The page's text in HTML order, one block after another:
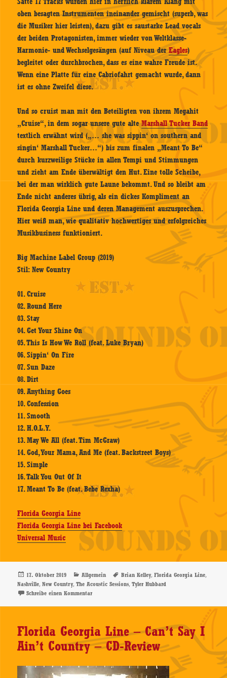
oben besagten Instrumenten ineinander gemischt (superb, was
die Musiker hier leisten), dazu gibt es saustarke Lead vocals
der beiden Protagonisten, immer wieder von Weltklasse-
Harmonie- und Wechselgesängen (auf Niveau derEagles)
begleitet oder durchbrochen, dass es eine wahre Freude ist.
Wenn eine Platte für eine Cabriofahrt gemacht wurde, dann
ist es ohne Zweifel diese.
Und so cruist man mit den Beteiligten von ihrem Megahit
„Cruise“, in dem sogar unsere gute alteMarshall Tucker Band
textlich erwähnt wird („… she was sippin‘ on southern and
singin‘ Marshall Tucker…“) bis zum finalen „Meant To Be“
durch kurzweilige Stücke in allen Tempi und Stimmungen
und zieht am Ende überwältigt den Hut. Eine tolle Scheibe,
bei der man wirklich gute Laune bekommt. Und so bleibt am
Ende nicht anderes übrig, als ein dickes Kompliment an
Florida Georgia Line und deren Management auszusprechen.
Hier weiß man, wie qualitativ hochwertiges und erfolgreiches
Musikbusiness funktioniert.
Big Machine Label Group (2019)
Stil: New Country
01. Cruise
02. Round Here
03. Stay
04. Get Your Shine On
05. This Is How We Roll (feat. Luke Bryan)
06. Sippin‘ On Fire
07. Sun Daze
08. Dirt
09. Anything Goes
10. Confession
11. Smooth
12. H.O.L.Y.
13. May We All (feat. Tim McGraw)
14. God, Your Mama, And Me (feat. Backstreet Boys)
15. Simple
16. Talk You Out Of It
17. Meant To Be (feat. Bebe Rexha)
Florida Georgia Line
Florida Georgia Line bei Facebook
Universal Music
Veröffentlicht
am
17. Oktober 2019 Kategorien
Allgemein Schlagwörter
Brian Kelley,Florida Georgia Line,
Nashville,New Country,The Acoustic Sessions,Tyler Hubbard
Schreibe einen Kommentarzu Florida Georgia Line – The Acoustic Sessions – CD-
Florida Georgia Line – Can’t Say I
Ain’t Country – CD-Review